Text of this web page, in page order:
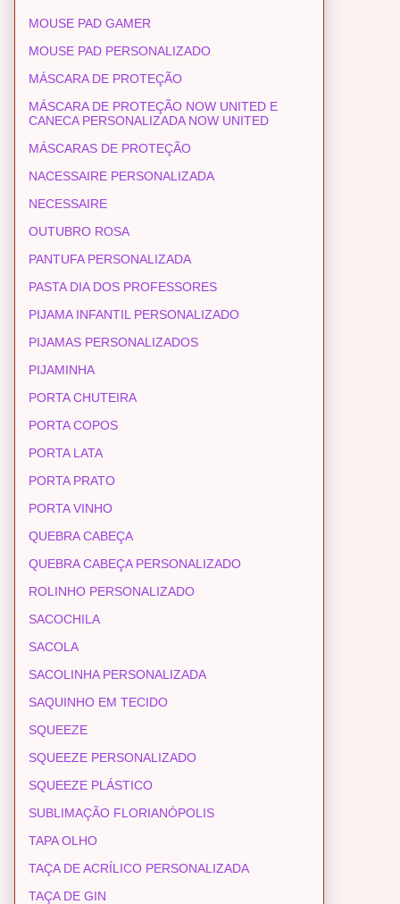
MOUSE PAD GAMER
MOUSE PAD PERSONALIZADO
MÁSCARA DE PROTEÇÃO
MÁSCARA DE PROTEÇÃO NOW UNITED E
CANECA PERSONALIZADA NOW UNITED
MÁSCARAS DE PROTEÇÃO
NACESSAIRE PERSONALIZADA
NECESSAIRE
OUTUBRO ROSA
PANTUFA PERSONALIZADA
PASTA DIA DOS PROFESSORES
PIJAMA INFANTIL PERSONALIZADO
PIJAMAS PERSONALIZADOS
PIJAMINHA
PORTA CHUTEIRA
PORTA COPOS
PORTA LATA
PORTA PRATO
PORTA VINHO
QUEBRA CABEÇA
QUEBRA CABEÇA PERSONALIZADO
ROLINHO PERSONALIZADO
SACOCHILA
SACOLA
SACOLINHA PERSONALIZADA
SAQUINHO EM TECIDO
SQUEEZE
SQUEEZE PERSONALIZADO
SQUEEZE PLÁSTICO
SUBLIMAÇÃO FLORIANÓPOLIS
TAPA OLHO
TAÇA DE ACRÍLICO PERSONALIZADA
TAÇA DE GIN